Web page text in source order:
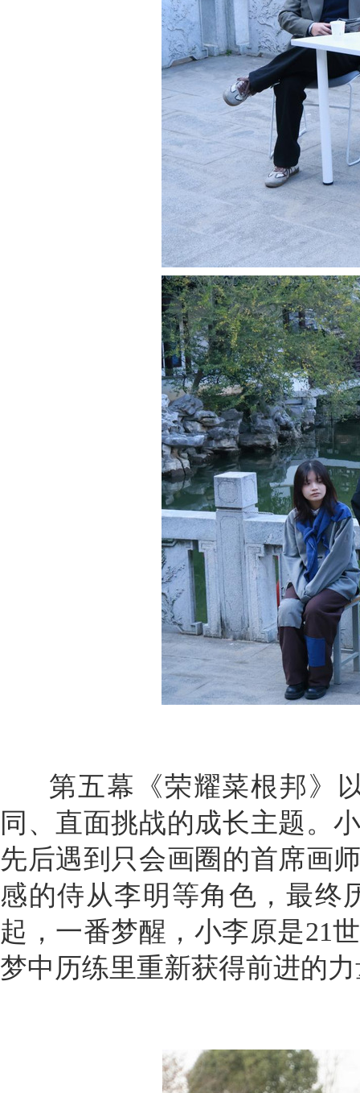
第五幕《荣耀菜根邦》
同、直面挑战的成长主题。
先后遇到只会画圈的首席画
感的侍从李明等角色，最终
起，一番梦醒，小李原是21
梦中历练里重新获得前进的